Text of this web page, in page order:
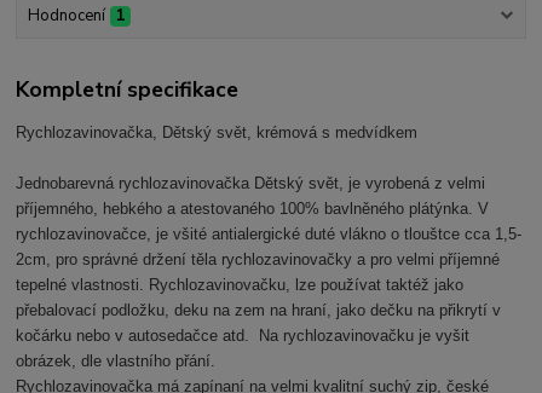
Hodnocení 1
Kompletní specifikace
Rychlozavinovačka, Dětský svět, krémová s medvídkem
Jednobarevná rychlozavinovačka Dětský svět, je vyrobená z velmi
příjemného, hebkého a atestovaného 100% bavlněného plátýnka. V
rychlozavinovačce, je všité antialergické duté vlákno o tlouštce cca 1,5-
2cm, pro správné držení těla rychlozavinovačky a pro velmi příjemné
tepelné vlastnosti. Rychlozavinovačku, lze používat taktéž jako
přebalovací podložku, deku na zem na hraní, jako dečku na přikrytí v
kočárku nebo v autosedačce atd. Na rychlozavinovačku je vyšit
obrázek, dle vlastního přání.
Rychlozavinovačka má zapínaní na velmi kvalitní suchý zip, české